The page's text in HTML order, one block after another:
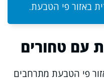
באזור פי הטבעת.
עם טחורים
פי הטבעת מתרחבים